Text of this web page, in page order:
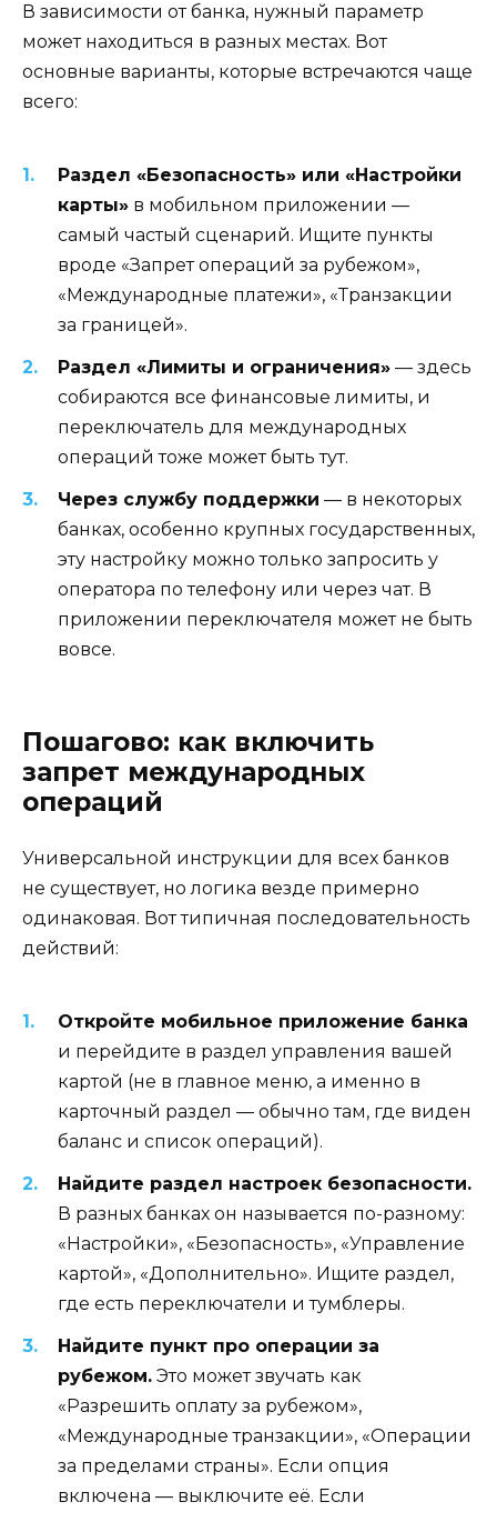
В зависимости от банка, нужный параметр
может находиться в разных местах. Вот
основные варианты, которые встречаются чаще
всего:
Раздел «Безопасность» или «Настройки
карты» в мобильном приложении —
самый частый сценарий. Ищите пункты
вроде «Запрет операций за рубежом»,
«Международные платежи», «Транзакции
за границей».
Раздел «Лимиты и ограничения» — здесь
собираются все финансовые лимиты, и
переключатель для международных
операций тоже может быть тут.
Через службу поддержки — в некоторых
банках, особенно крупных государственных,
эту настройку можно только запросить у
оператора по телефону или через чат. В
приложении переключателя может не быть
вовсе.
Пошагово: как включить
запрет международных
операций
Универсальной инструкции для всех банков
не существует, но логика везде примерно
одинаковая. Вот типичная последовательность
действий:
Откройте мобильное приложение банка
и перейдите в раздел управления вашей
картой (не в главное меню, а именно в
карточный раздел — обычно там, где виден
баланс и список операций).
Найдите раздел настроек безопасности.
В разных банках он называется по-разному:
«Настройки», «Безопасность», «Управление
картой», «Дополнительно». Ищите раздел,
где есть переключатели и тумблеры.
Найдите пункт про операции за
рубежом. Это может звучать как
«Разрешить оплату за рубежом»,
«Международные транзакции», «Операции
за пределами страны». Если опция
включена — выключите её. Если